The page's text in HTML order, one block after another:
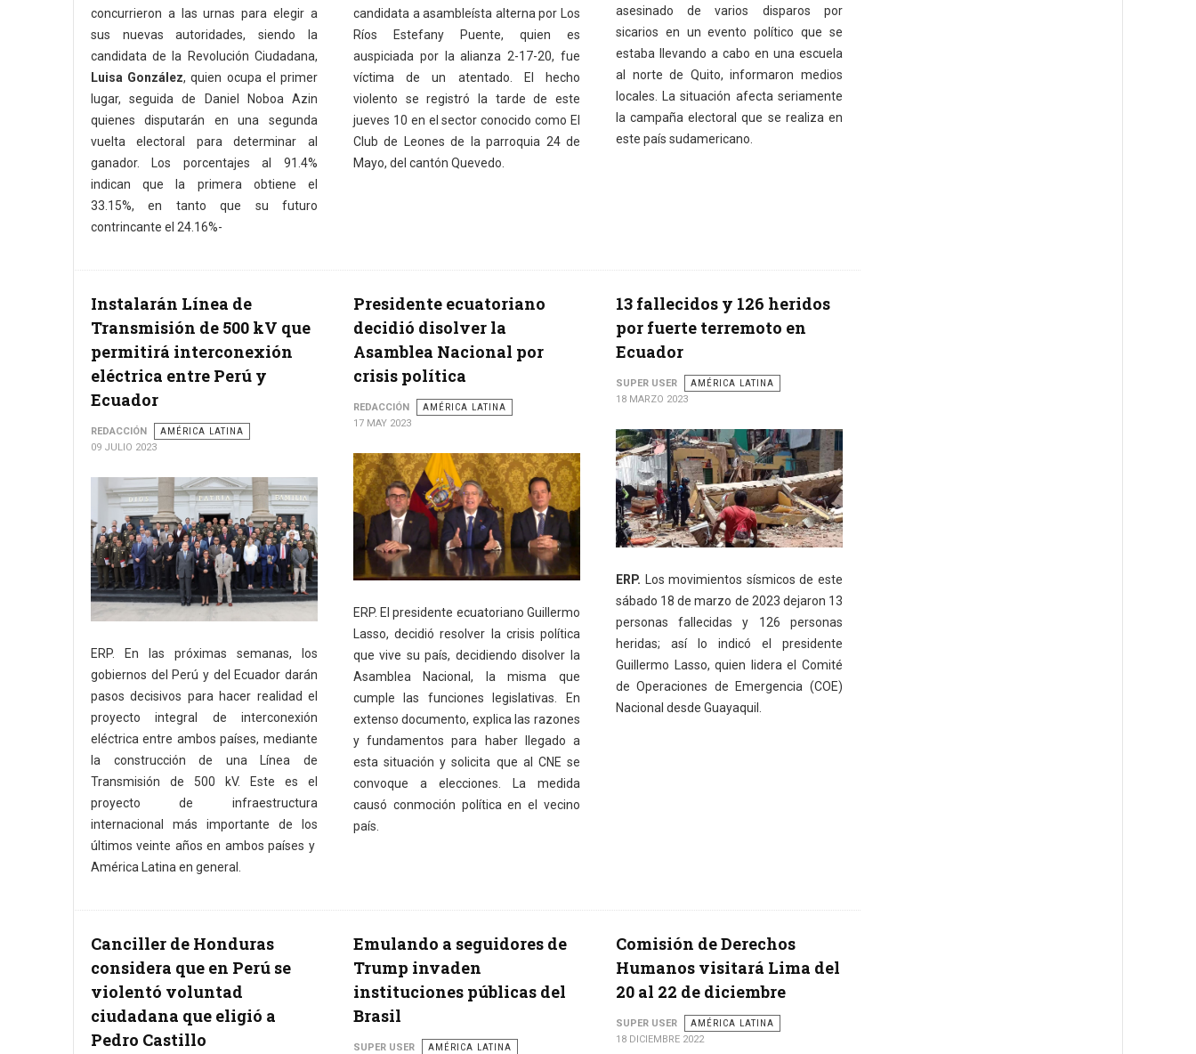
concurrieron a las urnas para elegir a
sus nuevas autoridades, siendo la
candidata de la Revolución Ciudadana,
Luisa González, quien ocupa el primer
lugar, seguida de Daniel Noboa Azin
quienes disputarán en una segunda
vuelta electoral para determinar al
ganador. Los porcentajes al 91.4%
indican que la primera obtiene el
33.15%, en tanto que su futuro
contrincante el 24.16%-
candidata a asambleísta alterna por Los
Ríos Estefany Puente, quien es
auspiciada por la alianza 2-17-20, fue
víctima de un atentado. El hecho
violento se registró la tarde de este
jueves 10 en el sector conocido como El
Club de Leones de la parroquia 24 de
Mayo, del cantón Quevedo.
asesinado de varios disparos por
sicarios en un evento político que se
estaba llevando a cabo en una escuela
al norte de Quito, informaron medios
locales. La situación afecta seriamente
la campaña electoral que se realiza en
este país sudamericano.
Instalarán Línea de
Transmisión de 500 kV que
permitirá interconexión
eléctrica entre Perú y
Ecuador
REDACCIÓN
AMÉRICA LATINA
09 JULIO 2023
ERP. En las próximas semanas, los
gobiernos del Perú y del Ecuador darán
pasos decisivos para hacer realidad el
proyecto integral de interconexión
eléctrica entre ambos países, mediante
la construcción de una Línea de
Transmisión de 500 kV. Este es el
proyecto de infraestructura
internacional más importante de los
últimos veinte años en ambos países y
América Latina en general.
Presidente ecuatoriano
decidió disolver la
Asamblea Nacional por
crisis política
REDACCIÓN
AMÉRICA LATINA
17 MAY 2023
ERP. El presidente ecuatoriano Guillermo
Lasso, decidió resolver la crisis política
que vive su país, decidiendo disolver la
Asamblea Nacional, la misma que
cumple las funciones legislativas. En
extenso documento, explica las razones
y fundamentos para haber llegado a
esta situación y solicita que al CNE se
convoque a elecciones. La medida
causó conmoción política en el vecino
país.
13 fallecidos y 126 heridos
por fuerte terremoto en
Ecuador
SUPER USER
AMÉRICA LATINA
18 MARZO 2023
ERP. Los movimientos sísmicos de este
sábado 18 de marzo de 2023 dejaron 13
personas fallecidas y 126 personas
heridas; así lo indicó el presidente
Guillermo Lasso, quien lidera el Comité
de Operaciones de Emergencia (COE)
Nacional desde Guayaquil.
Canciller de Honduras
considera que en Perú se
violentó voluntad
ciudadana que eligió a
Pedro Castillo
Emulando a seguidores de
Trump invaden
instituciones públicas del
Brasil
SUPER USER AMÉRICA LATINA
Comisión de Derechos
Humanos visitará Lima del
20 al 22 de diciembre
SUPER USER
AMÉRICA LATINA
18 DICIEMBRE 2022